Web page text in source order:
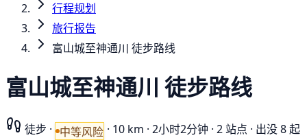
行程规划
旅行报告
富山城至神通川 徒步路线
富山城至神通川 徒步路线
徒步 · 中等风险 · 10 km · 2小时2分钟 · 2 站点 · 出没 8 起